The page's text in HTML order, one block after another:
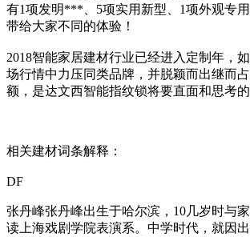
有1项发明***、5项实用新型、1项外观专用
带给大家不同的体验！
2018智能家居建材行业已经进入定制年，
场行情中力压同类品牌，并脱颖而出继而
额，是达文西智能指纹锁将要直面和思考的
相关建材词条解释：
DF
张丹峰张丹峰出生于哈尔滨，10几岁时与
读上海戏剧学院表演系。中学时代，就因